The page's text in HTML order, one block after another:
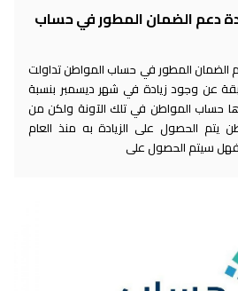
دعم الضمان المطور في حساب
المطور في حساب المواطن تداولت
عن وجود زيادة في شهر ديسمبر بنسبة
حساب المواطن في تلك الآونة ولكن من
يتم الحصول على الزيادة به منذ العام
سيتم الحصول على